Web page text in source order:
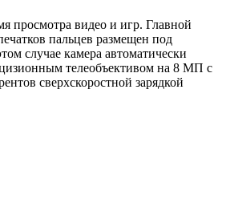
просмотра видео и игр. Главной
пальцев размещен под
случае камера автоматически
телеобъективом на 8 МП с
сверхскоростной зарядкой